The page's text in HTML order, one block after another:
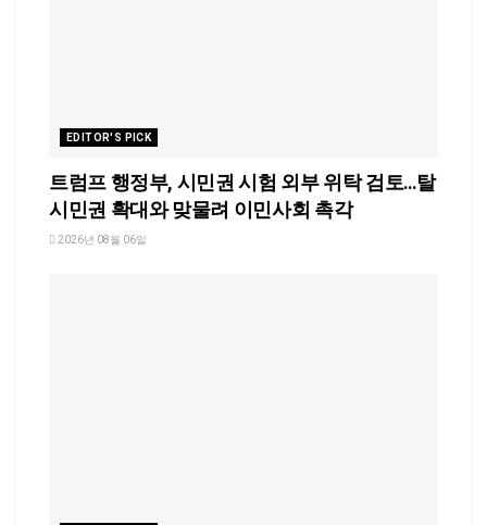
EDITOR'S PICK
트럼프 행정부, 시민권 시험 외부 위탁 검토…탈
시민권 확대와 맞물려 이민사회 촉각
2026년 08월 06일